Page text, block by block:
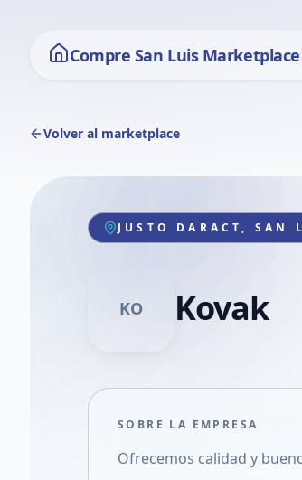
Compre San Luis Marketplace
Volver al marketplace
JUSTO DARACT, SAN
KO Kovak
SOBRE LA EMPRESA
Ofrecemos calidad y